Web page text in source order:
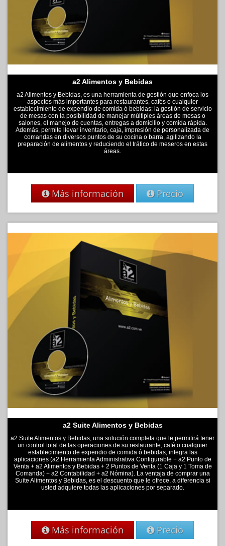
a2 Alimentos y Bebidas
a2 Alimentos y Bebidas, es una herramienta de gestión que enfoca los
aspectos más importantes para restaurantes, cafés o cualquier
establecimiento de expendio de comida ó bebidas: la gestión de servicio
de mesas con la posibilidad de manejar múltiples áreas de mesas o
salones, el manejo de cuentas, entregas a domicilio y comida rápida.
Además, permite llevar inventario, caja, impresión de personalizada de
comandas en diversos puntos de su cocina o barra, agilizando la
preparación de alimentos y reduciendo el tráfico de meseros en estas
áreas.
Más información Precio
a2 Suite Alimentos y Bebidas
a2 Suite Alimentos y Bebidas, una solución completa que le permitirá tener
un control total de las operaciones de su restaurante, café o cualquier
establecimiento de expendio de comida ó bebidas, integra las
aplicaciones (a2 Herramienta Administrativa Configurable + a2 Punto de
Venta + a2 Alimentos y Bebidas + 2 Puntos de Venta (1 Caja y 1 Toma de
Comanda) + a2 Contabilidad + a2 Nómina). La ventaja de comprar una
Suite Alimentos y Bebidas, es el descuento que le ofrece, a diferencia si
usted adquiere todas las aplicaciones por separado.
Más información Precio